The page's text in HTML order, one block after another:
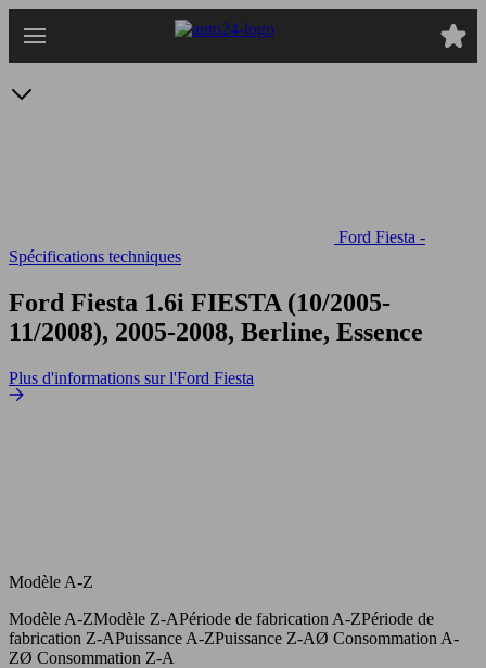
au
Ford Fiesta -
Spécifications techniques
Ford Fiesta 1.6i FIESTA (10/2005-
11/2008), 2005-2008, Berline, Essence
Plus d'informations sur l'Ford Fiesta
Modèle A-Z
Modèle A-ZModèle Z-APériode de fabrication A-ZPériode de
fabrication Z-APuissance A-ZPuissance Z-AØ Consommation A-
ZØ Consommation Z-A